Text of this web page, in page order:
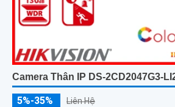
Camera Thân IP DS-2CD2047G3-
5%-35% Liên Hệ